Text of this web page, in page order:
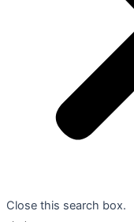
Close this search box.